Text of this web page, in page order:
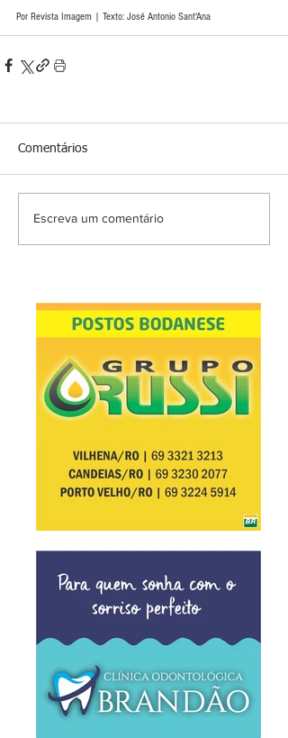
Por Revista Imagem | Texto: José Antonio Sant'Ana
Comentários
Escreva um comentário